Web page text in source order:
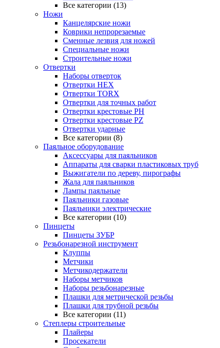
Все категории (13)
Ножи
Канцелярские ножи
Коврики непрорезаемые
Сменные лезвия для ножей
Специальные ножи
Строительные ножи
Отвертки
Наборы отверток
Отвертки HEX
Отвертки TORX
Отвертки для точных работ
Отвертки крестовые PH
Отвертки крестовые PZ
Отвертки ударные
Все категории (8)
Паяльное оборудование
Аксессуары для паяльников
Аппараты для сварки пластиковых труб
Выжигатели по дереву, пирографы
Жала для паяльников
Лампы паяльные
Паяльники газовые
Паяльники электрические
Все категории (10)
Пинцеты
Пинцеты ЗУБР
Резьбонарезной инструмент
Клуппы
Метчики
Метчикодержатели
Наборы метчиков
Наборы резьбонарезные
Плашки для метрической резьбы
Плашки для трубной резьбы
Все категории (11)
Степлеры строительные
Плайеры
Просекатели